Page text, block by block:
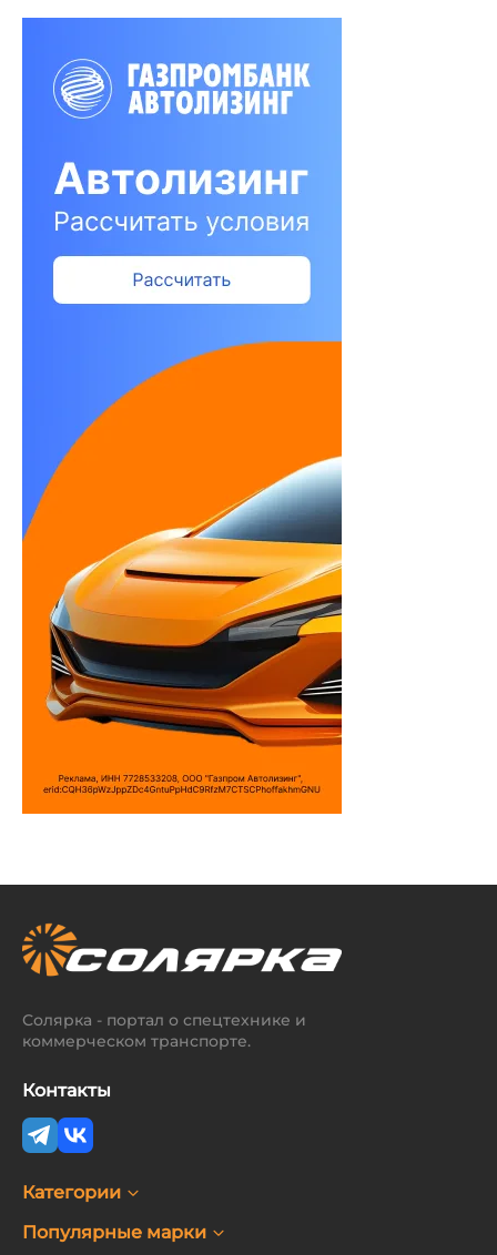
Солярка - портал о спецтехнике и
коммерческом транспорте.
Контакты
Категории
Популярные марки